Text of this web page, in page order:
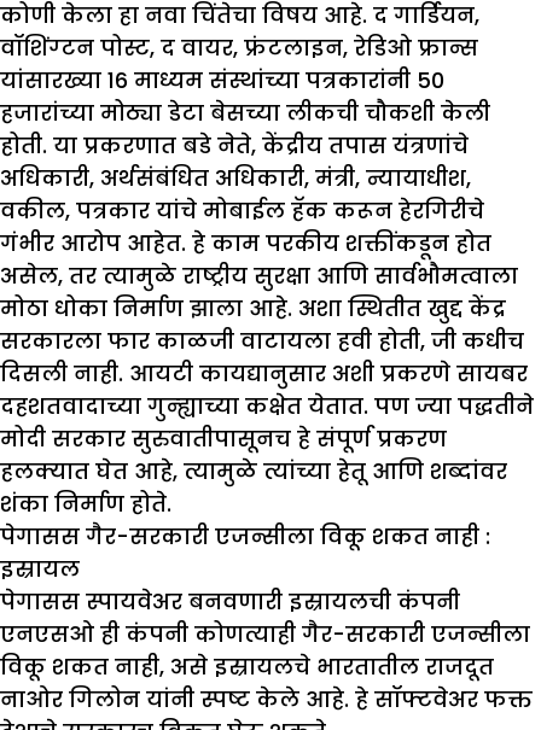
कोणी केला हा नवा चिंतेचा विषय आहे. द गार्डियन,
वॉशिंग्टन पोस्ट, द वायर, फ्रंटलाइन, रेडिओ फ्रान्स
यांसारख्या 16 माध्यम संस्थांच्या पत्रकारांनी 50
हजारांच्या मोठ्या डेटा बेसच्या लीकची चौकशी केली
होती. या प्रकरणात बडे नेते, केंद्रीय तपास यंत्रणांचे
अधिकारी, अर्थसंबंधित अधिकारी, मंत्री, न्यायाधीश,
वकील, पत्रकार यांचे मोबाईल हॅक करून हेरगिरीचे
गंभीर आरोप आहेत. हे काम परकीय शक्तींकडून होत
असेल, तर त्यामुळे राष्ट्रीय सुरक्षा आणि सार्वभौमत्वाला
मोठा धोका निर्माण झाला आहे. अशा स्थितीत खुद्द केंद्र
सरकारला फार काळजी वाटायला हवी होती, जी कधीच
दिसली नाही. आयटी कायद्यानुसार अशी प्रकरणे सायबर
दहशतवादाच्या गुन्ह्याच्या कक्षेत येतात. पण ज्या पद्धतीने
मोदी सरकार सुरुवातीपासूनच हे संपूर्ण प्रकरण
हलक्यात घेत आहे, त्यामुळे त्यांच्या हेतू आणि शब्दांवर
शंका निर्माण होते.
पेगासस गैर-सरकारी एजन्सीला विकू शकत नाही :
इस्रायल
पेगासस स्पायवेअर बनवणारी इस्रायलची कंपनी
एनएसओ ही कंपनी कोणत्याही गैर-सरकारी एजन्सीला
विकू शकत नाही, असे इस्रायलचे भारतातील राजदूत
नाओर गिलोन यांनी स्पष्ट केले आहे. हे सॉफ्टवेअर फक्त